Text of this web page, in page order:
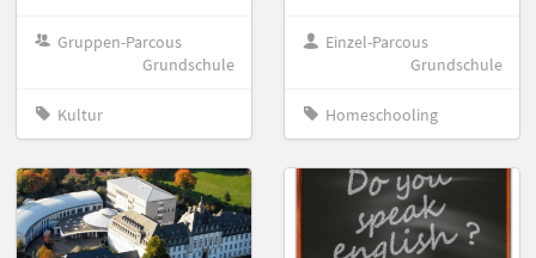
Gruppen-Parcous
Grundschule
Kultur
Einzel-Parcous
Grundschule
Homeschooling